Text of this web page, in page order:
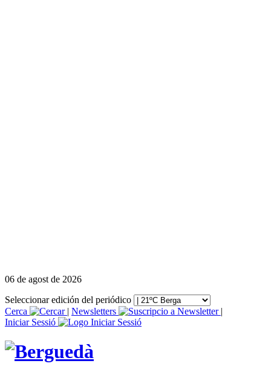
06 de agost de 2026
Seleccionar edición del periódico
Cerca
| Newsletters
|
Iniciar Sessió